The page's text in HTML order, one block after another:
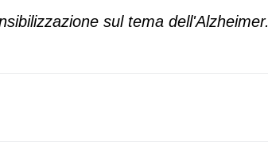
sul tema dell'Alzheimer.